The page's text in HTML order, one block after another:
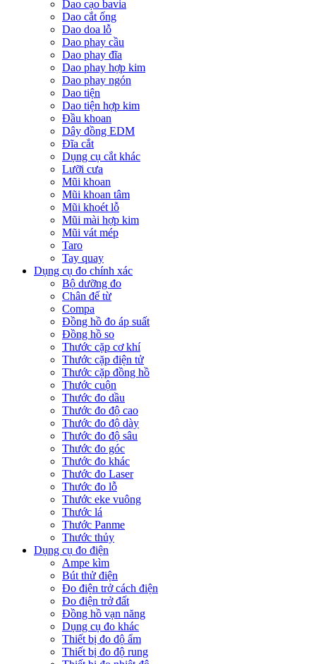
Dao cạo bavia
Dao cắt ống
Dao doa lỗ
Dao phay cầu
Dao phay đĩa
Dao phay hợp kim
Dao phay ngón
Dao tiện
Dao tiện hợp kim
Đầu khoan
Dây đồng EDM
Đĩa cắt
Dụng cụ cắt khác
Lưỡi cưa
Mũi khoan
Mũi khoan tâm
Mũi khoét lỗ
Mũi mài hợp kim
Mũi vát mép
Taro
Tay quay
Dụng cụ đo chính xác
Bộ dưỡng đo
Chân đế từ
Compa
Đồng hồ đo áp suất
Đồng hồ so
Thước cặp cơ khí
Thước cặp điện tử
Thước cặp đồng hồ
Thước cuộn
Thước đo dầu
Thước đo độ cao
Thước đo độ dày
Thước đo độ sâu
Thước đo góc
Thước đo khác
Thước đo Laser
Thước đo lỗ
Thước eke vuông
Thước lá
Thước Panme
Thước thủy
Dụng cụ đo điện
Ampe kìm
Bút thử điện
Đo điện trở cách điện
Đo điện trở đất
Đồng hồ vạn năng
Dụng cụ đo khác
Thiết bị đo độ ẩm
Thiết bị đo độ rung